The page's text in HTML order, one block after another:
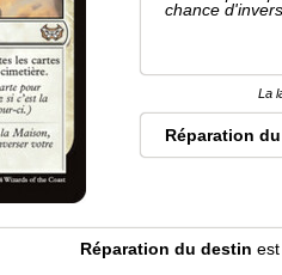
chance
La
Réparation
Réparation du destin